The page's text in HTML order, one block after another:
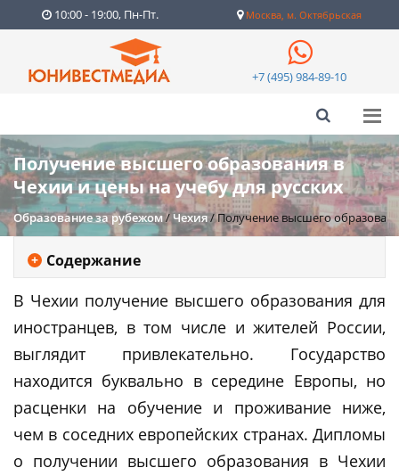
10:00 - 19:00, Пн-Пт. Москва, м. Октябрьская
+7 (495) 984-89-10
Получение высшего образования в
Чехии и цены на учебу для русских
Образование за рубежом/Чехия/Получение высшего
Содержание
В Чехии получение высшего образования для
иностранцев, в том числе и жителей России,
выглядит привлекательно. Государство
находится буквально в середине Европы, но
расценки на обучение и проживание ниже,
чем в соседних европейских странах. Дипломы
о получении высшего образования в Чехии